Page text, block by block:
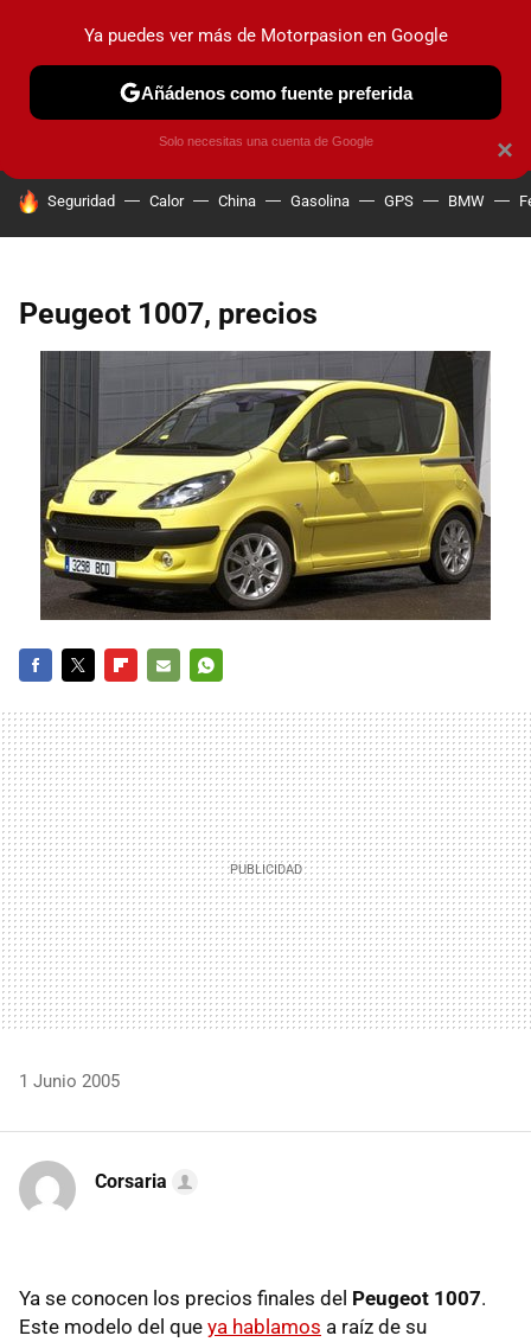
PRUEBAS COCHES ELÉCTRICOS OBSERVATORIO
HOY SE HABLA DE
Seguridad Calor China Gasolina GPS BMW
Peugeot 1007, precios
MAIL
1 Junio 2005
Corsaria
Ya se conocen los precios finales del Peugeot 1007.
Este modelo del que ya hablamos a raíz de su
×
Ya puedes ver más de Motorpasion en Google
Añádenos como fuente preferida
Solo necesitas una cuenta de Google